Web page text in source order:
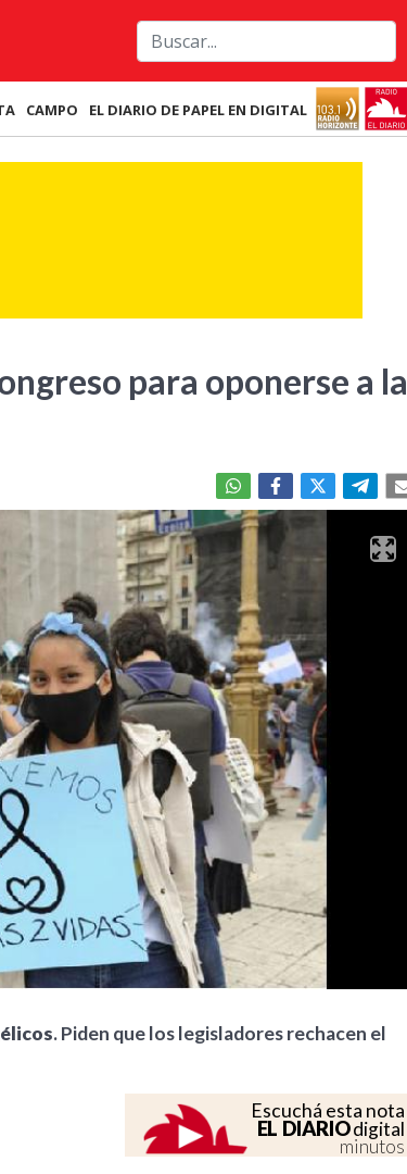
CAMPO EL DIARIO DE PAPEL EN DIGITAL
para oponerse a la
. Piden que los legisladores rechacen el
Escuchá esta nota
EL DIARIOdigital
minutos